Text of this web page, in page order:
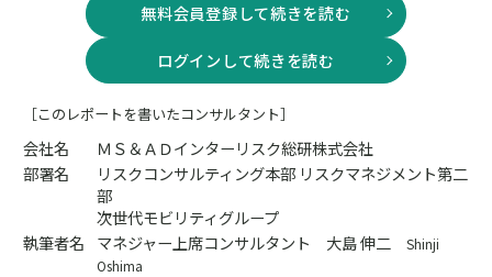
無料会員登録して続きを読む
ログインして続きを読む
［このレポートを書いたコンサルタント］
会社名
ＭＳ＆ＡＤインターリスク総研株式会社
部署名
リスクコンサルティング本部 リスクマネジメント第二
部
次世代モビリティグループ
執筆者名
マネジャー上席コンサルタント 大島 伸二Shinji
Oshima